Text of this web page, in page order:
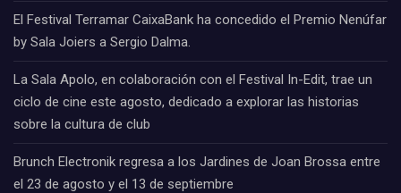
El Festival Terramar CaixaBank ha concedido el Premio Nenúfar
by Sala Joiers a Sergio Dalma.
La Sala Apolo, en colaboración con el Festival In-Edit, trae un
ciclo de cine este agosto, dedicado a explorar las historias
sobre la cultura de club
Brunch Electronik regresa a los Jardines de Joan Brossa entre
el 23 de agosto y el 13 de septiembre